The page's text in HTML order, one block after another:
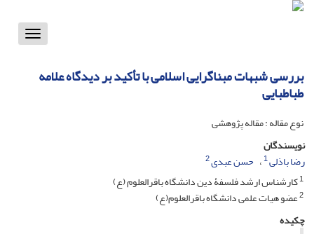
Toggle
بررسی شبهات مبناگرایی اسلامی با تأکید بر دیدگاه علامه
طباطبایی
نوع مقاله : مقاله پژوهشی
نویسندگان
رضا باذلی1 حسن عبدی2
1کارشناس ارشد فلسفۀ دین دانشگاه باقرالعلوم (ع)
2عضو هیات علمی دانشگاه باقرالعلوم(ع)
چکیده